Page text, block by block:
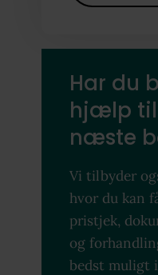
Har du
hjælp til
næste
Vi tilbyder
hvor du kan
pristjek,
og
bedst muligt